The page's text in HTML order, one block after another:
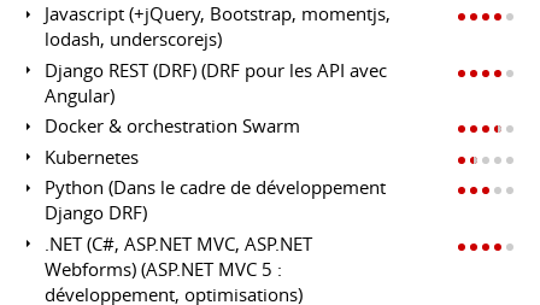
Javascript (+jQuery, Bootstrap, momentjs,
lodash, underscorejs)
Django REST (DRF) (DRF pour les API avec
Angular)
Docker & orchestration Swarm
Kubernetes
Python (Dans le cadre de développement
Django DRF)
.NET (C#, ASP.NET MVC, ASP.NET
Webforms) (ASP.NET MVC 5 :
développement, optimisations)